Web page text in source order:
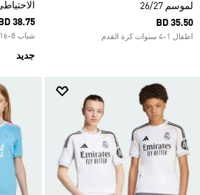
لموسم 26/27
BD 35.50
اطفال 1-4 سنوات كرة القدم
الاحتياطي
BD 38.75
شباب 8-16 سنوات كرة القدم
جديد